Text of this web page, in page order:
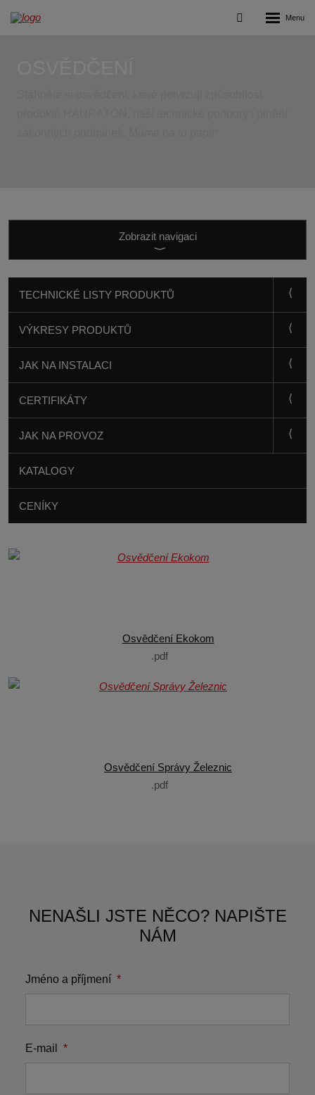
Vyhledávání
Rozbalení
Zobrazitnavigaci
TECHNICKÉ LISTY PRODUKTŮ
VÝKRESY PRODUKTŮ
JAK NA INSTALACI
CERTIFIKÁTY
JAK NA PROVOZ
KATALOGY
CENÍKY
Osvědčení Ekokom
pdf
Osvědčení Správy Železnic
pdf
NENAŠLI JSTE NĚCO? NAPIŠTE
NÁM
Jméno a příjmení *
E-mail *